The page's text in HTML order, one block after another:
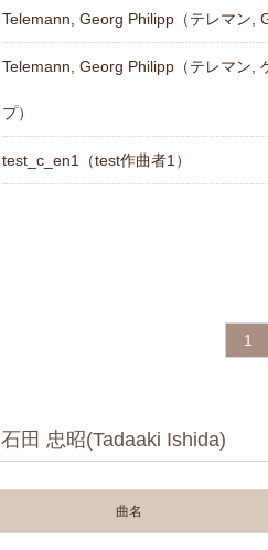
Telemann, Georg Philipp（テレマン,
Telemann, Georg Philipp（テレマン,
プ）
test_c_en1（test作曲者1）
1
石田 忠昭(Tadaaki Ishida)
曲名